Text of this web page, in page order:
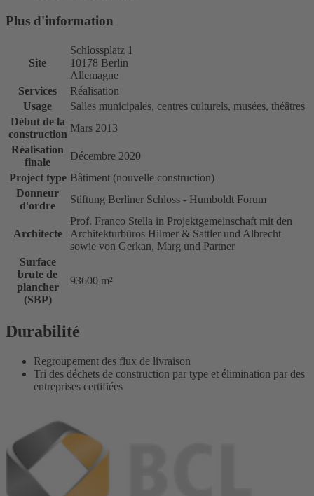
Plus d'information
Site
Schlossplatz 1
10178 Berlin
Allemagne
Services
Réalisation
Usage
Salles municipales, centres culturels, musées, théâtres
Début de la
construction
Mars 2013
Réalisation
finale
Décembre 2020
Project type Bâtiment (nouvelle construction)
Donneur
d'ordre
Stiftung Berliner Schloss - Humboldt Forum
Architecte
Prof. Franco Stella in Projektgemeinschaft mit den
Architekturbüros Hilmer & Sattler und Albrecht
sowie von Gerkan, Marg und Partner
Surface
brute de
plancher
(SBP)
93600 m²
Durabilité
Regroupement des flux de livraison
Tri des déchets de construction par type et élimination par des
entreprises certifiées